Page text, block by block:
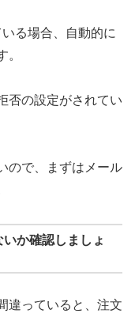
る場合、自動的に
。
否の設定がされてい
ので、まずはメール
か確認しましょ
違っていると、注文